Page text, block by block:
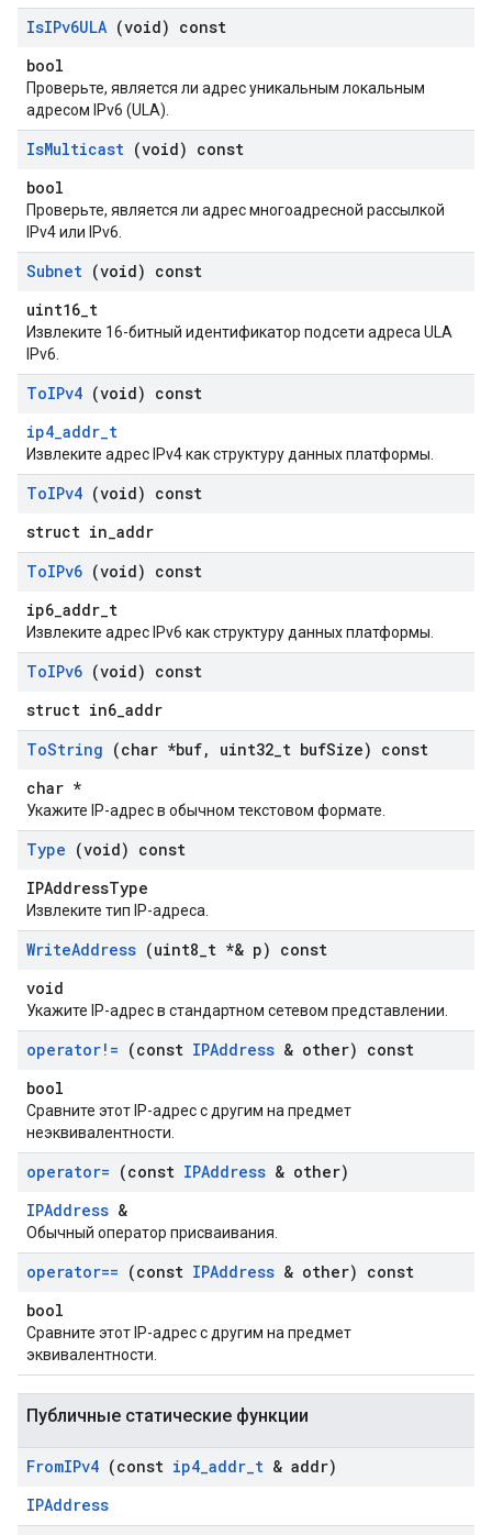
IsIPv6ULA (void) const
bool
Проверьте, является ли адрес уникальным локальным
адресом IPv6 (ULA).
IsMulticast (void) const
bool
Проверьте, является ли адрес многоадресной рассылкой
IPv4 или IPv6.
Subnet (void) const
uint16_t
Извлеките 16-битный идентификатор подсети адреса ULA
IPv6.
ToIPv4 (void) const
ip4_addr_t
Извлеките адрес IPv4 как структуру данных платформы.
ToIPv4 (void) const
struct in_addr
ToIPv6 (void) const
ip6_addr_t
Извлеките адрес IPv6 как структуру данных платформы.
ToIPv6 (void) const
struct in6_addr
ToString (char *buf, uint32 t bufSize) const
char *
Укажите IP-адрес в обычном текстовом формате.
Type (void) const
IPAddressType
Извлеките тип IP-адреса.
WriteAddress (uint8 t *& p) const
void
Укажите IP-адрес в стандартном сетевом представлении.
operator!= (const IPAddress & other) const
bool
Сравните этот IP-адрес с другим на предмет
неэквивалентности.
operator= (const IPAddress & other)
IPAddress &
Обычный оператор присваивания.
operator== (const IPAddress & other) const
bool
Сравните этот IP-адрес с другим на предмет
эквивалентности.
Публичные статические функции
FromIPv4 (const ip4_addr_t & addr)
IPAddress